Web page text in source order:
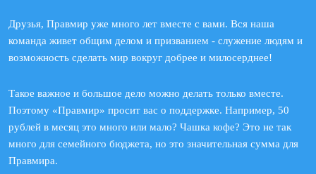
Друзья, Правмир уже много лет вместе с вами. Вся наша
команда живет общим делом и призванием - служение людям и
возможность сделать мир вокруг добрее и милосерднее!
Такое важное и большое дело можно делать только вместе.
Поэтому «Правмир» просит вас о поддержке. Например, 50
рублей в месяц это много или мало? Чашка кофе? Это не так
много для семейного бюджета, но это значительная сумма для
Правмира.